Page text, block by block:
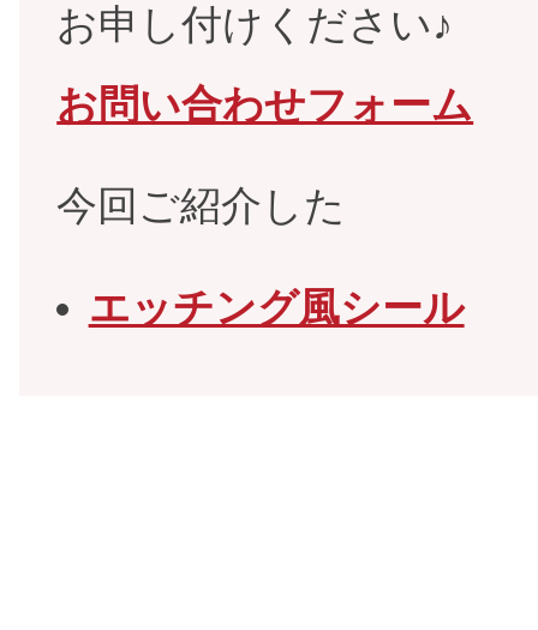
お申し付けください♪
お問い合わせフォーム
今回ご紹介した
エッチング風シール